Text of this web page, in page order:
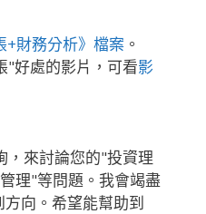
+財務分析》檔案 。
"好處的影片，可看影
，來討論您的"投資理
理"等問題。我會竭盡
向。希望能幫助到